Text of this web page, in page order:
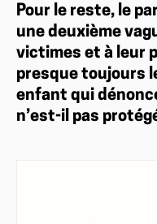
Pour le reste, le
une deuxième
victimes et à leur
presque toujours
enfant qui
n’est-il pas